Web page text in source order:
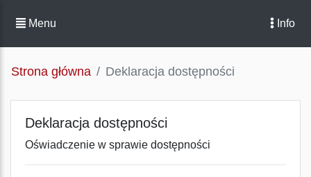
Menu Info
Strona główna Deklaracja dostępności
Deklaracja dostępności
Oświadczenie w sprawie dostępności